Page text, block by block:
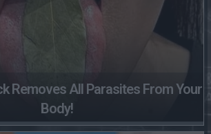
Removes All Parasites From Your
Body!